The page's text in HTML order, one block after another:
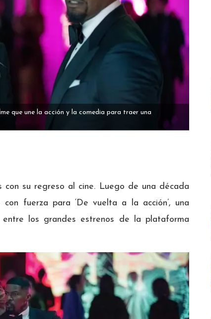
que une la acción y la comedia para traer una
con su regreso al cine. Luego de una década
fuerza para ‘De vuelta a la acción’, una
los grandes estrenos de la plataforma